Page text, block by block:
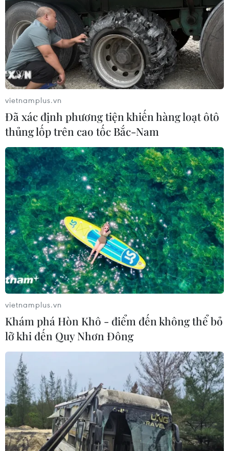
vietnamplus.vn
Đã xác định phương tiện khiến hàng loạt ôtô
thủng lốp trên cao tốc Bắc-Nam
vietnamplus.vn
Khám phá Hòn Khô - điểm đến không thể bỏ
lỡ khi đến Quy Nhơn Đông